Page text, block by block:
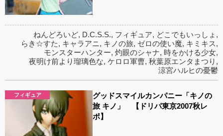
ねんどろいど, D.C.S.S., フィギュア, どこでもいっしょ ,
らき☆すた, キャラアニ, キノの旅, ゼロの使い魔, キミキス,
モンスターハンター, 灼眼のシャナ, 時をかける少女,
夜明け前より瑠璃色な, ケロロ軍曹, 秋葉原エンタまつり ,
涼宮ハルヒの憂鬱
フィギュア
グッドスマイルカンパニー「キノの
旅 キノ」 【ドリパ東京2007秋レ
ポ】